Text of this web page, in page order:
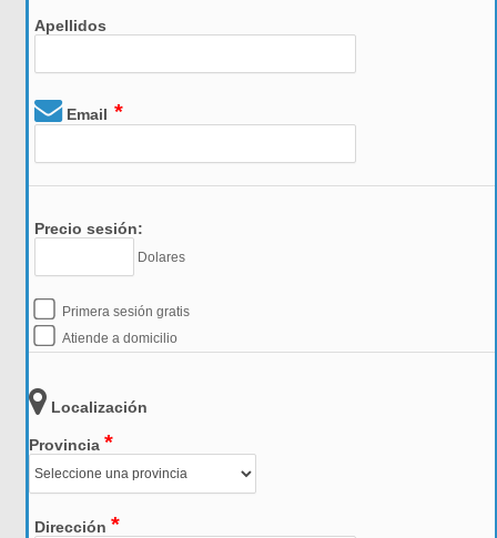
Apellidos
Email *
Precio sesión:
Dolares
Primera sesión gratis
Atiende a domicilio
Localización
Provincia*
Dirección*